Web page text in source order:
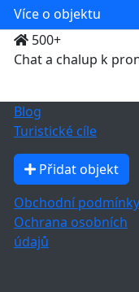
Více o objektu
500+
Chat a chalup k
Blog
Turistické cíle
Přidat objekt
Obchodní podmínky
Ochrana osobních
údajů